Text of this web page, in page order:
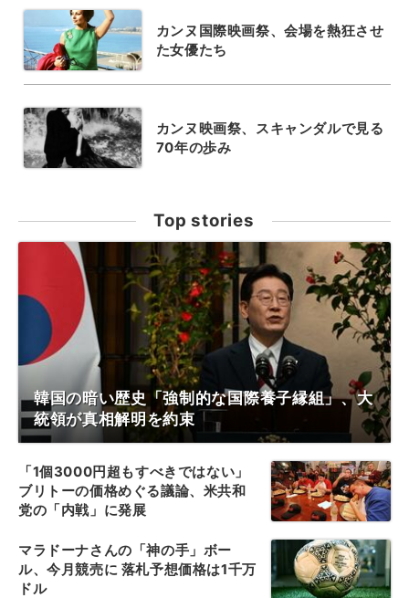
カンヌ国際映画祭、会場を熱狂させ
た女優たち
カンヌ映画祭、スキャンダルで見る
70年の歩み
Top stories
韓国の暗い歴史「強制的な国際養子縁組」、大
統領が真相解明を約束
「1個3000円超もすべきではない」
ブリトーの価格めぐる議論、米共和
党の「内戦」に発展
マラドーナさんの「神の手」ボー
ル、今月競売に 落札予想価格は1千万
ドル